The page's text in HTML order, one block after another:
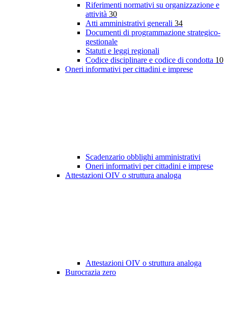
Riferimenti normativi su organizzazione e
attività 30
Atti amministrativi generali 34
Documenti di programmazione strategico-
gestionale
Statuti e leggi regionali
Codice disciplinare e codice di condotta 10
Oneri informativi per cittadini e imprese
Scadenzario obblighi amministrativi
Oneri informativi per cittadini e imprese
Attestazioni OIV o struttura analoga
Attestazioni OIV o struttura analoga
Burocrazia zero